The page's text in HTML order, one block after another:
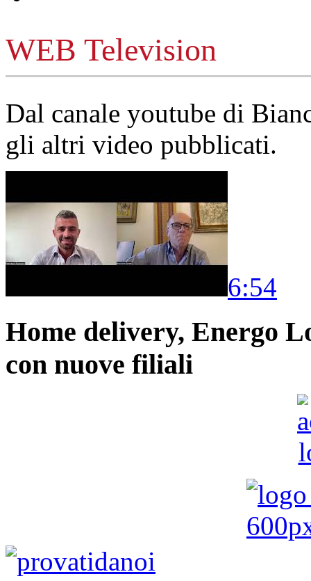
WEB Television
Dal canale youtube di
gli altri video pubblicati.
6:54
Home delivery, Energo
con nuove filiali